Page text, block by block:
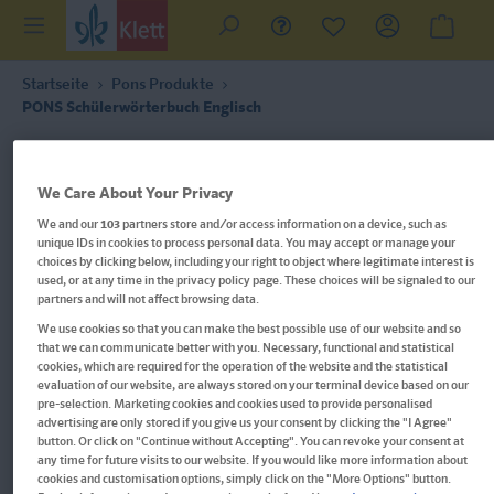
Startseite
Pons Produkte
PONS Schülerwörterbuch Englisch
Im Buch blättern
We Care About Your Privacy
We and our103partners store and/or access information on a device, such as
unique IDs in cookies to process personal data. You may accept or manage your
choices by clicking below, including your right to object where legitimate interest is
used, or at any time in the privacy policy page. These choices will be signaled to our
partners and will not affect browsing data.
We use cookies so that you can make the best possible use of our website and so
that we can communicate better with you. Necessary, functional and statistical
cookies, which are required for the operation of the website and the statistical
evaluation of our website, are always stored on your terminal device based on our
pre-selection. Marketing cookies and cookies used to provide personalised
advertising are only stored if you give us your consent by clicking the "I Agree"
button. Or click on "Continue without Accepting". You can revoke your consent at
any time for future visits to our website. If you would like more information about
cookies and customisation options, simply click on the "More Options" button.